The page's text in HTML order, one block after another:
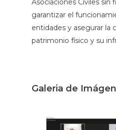
Asociaciones Civiles sin
garantizar el
entidades y asegurar la
patrimonio físico y su
Galeria de